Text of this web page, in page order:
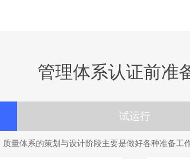
管理体系认证前准
试运行
质量体系的策划与设计阶段主要是做好各种准备工